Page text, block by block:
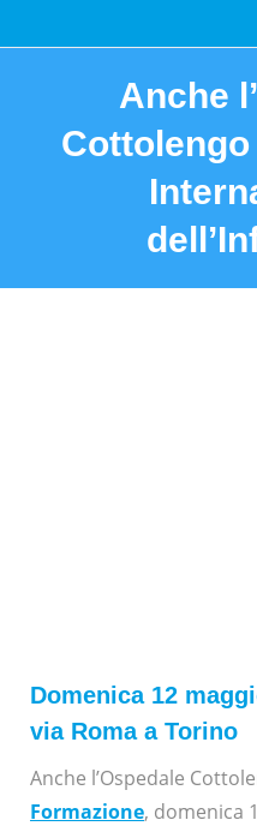
Anche
Domenica 12
via Roma a Torino
Anche l’Ospedale
Formazione, domenica